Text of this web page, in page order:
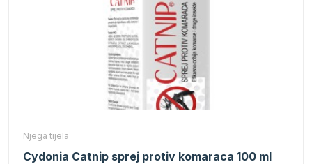
Njega tijela
Cydonia Catnip sprej protiv komaraca 100 ml